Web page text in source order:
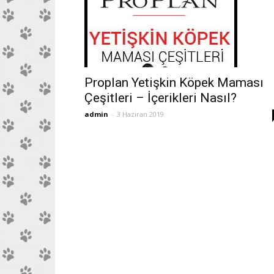
Proplan Yetişkin Köpek Maması
Çeşitleri – İçerikleri Nasıl?
admin - 3 Haziran 2019